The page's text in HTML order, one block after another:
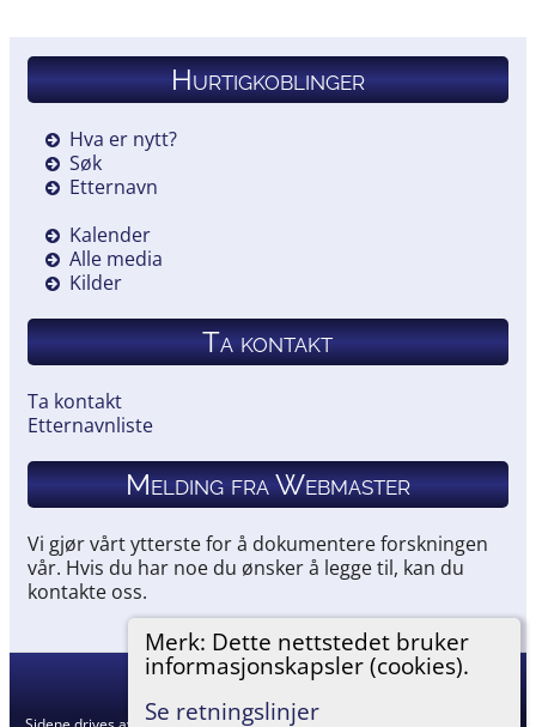
Merk: Dette nettstedet bruker
informasjonskapsler (cookies).
Se retningslinjer
Hurtigkoblinger
Hva er nytt?
Søk
Etternavn
Kalender
Alle media
Kilder
Ta kontakt
Ta kontakt
Etternavnliste
Melding fra Webmaster
Vi gjør vårt ytterste for å dokumentere forskningen
vår. Hvis du har noe du ønsker å legge til, kan du
kontakte oss.
Hemneslekt 2026